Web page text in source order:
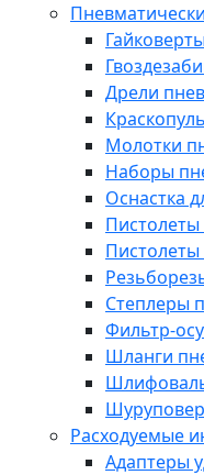
Дрели
Молотки
Наборы
Оснастка
Степлеры
Фильтр-
Шланги
Расходуемые
Адаптеры